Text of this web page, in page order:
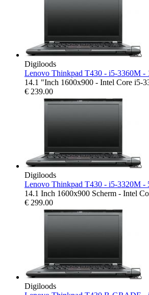
Digiloods
Lenovo Thinkpad T430 - i5-3360M -
14.1 "Inch 1600x900 - Intel Core i5-
€ 239.00
Digiloods
Lenovo Thinkpad T430 - i5-3320M -
14.1 Inch 1600x900 Scherm - Intel
€ 299.00
Digiloods